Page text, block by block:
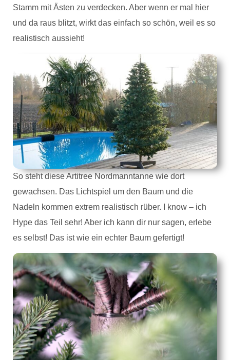
Stamm mit Ästen zu verdecken. Aber wenn er mal hier
und da raus blitzt, wirkt das einfach so schön, weil es so
realistisch aussieht!
So steht diese Artitree Nordmanntanne wie dort
gewachsen. Das Lichtspiel um den Baum und die
Nadeln kommen extrem realistisch rüber. I know – ich
Hype das Teil sehr! Aber ich kann dir nur sagen, erlebe
es selbst! Das ist wie ein echter Baum gefertigt!